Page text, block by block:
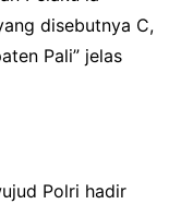
disebutnya C,
Pali” jelas
Polri hadir